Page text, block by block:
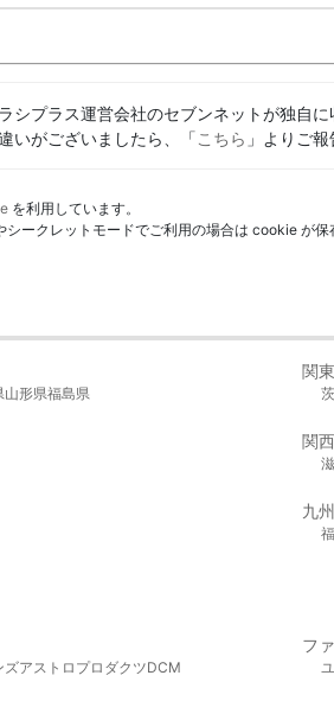
シプラス運営会社のセブンネットが独自
いがございましたら、「こちら 」よりご
を利用しています。
ークレットモードでご利用の場合は cookie が
山形県福島県
関
関
九
ズアストロプロダクツDCM
フ